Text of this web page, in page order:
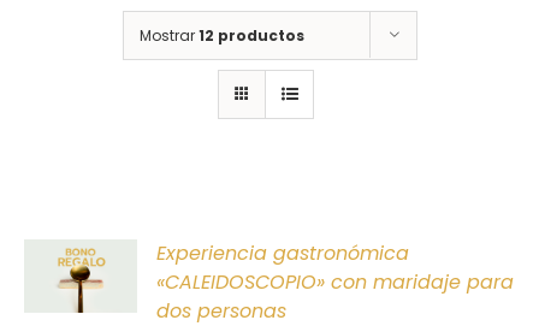
Mostrar12 productos
Experiencia gastronómica
«CALEIDOSCOPIO» con maridaje para
dos personas